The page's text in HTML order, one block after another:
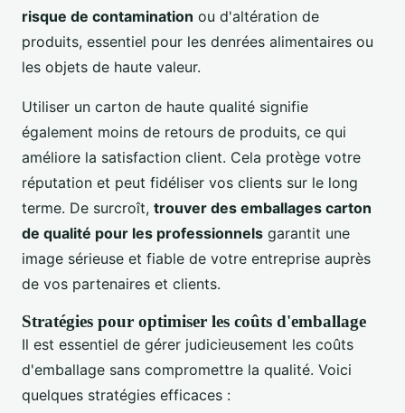
risque de contamination ou d'altération de
produits, essentiel pour les denrées alimentaires ou
les objets de haute valeur.
Utiliser un carton de haute qualité signifie
également moins de retours de produits, ce qui
améliore la satisfaction client. Cela protège votre
réputation et peut fidéliser vos clients sur le long
terme. De surcroît, trouver des emballages carton
de qualité pour les professionnels garantit une
image sérieuse et fiable de votre entreprise auprès
de vos partenaires et clients.
Stratégies pour optimiser les coûts d'emballage
Il est essentiel de gérer judicieusement les coûts
d'emballage sans compromettre la qualité. Voici
quelques stratégies efficaces :